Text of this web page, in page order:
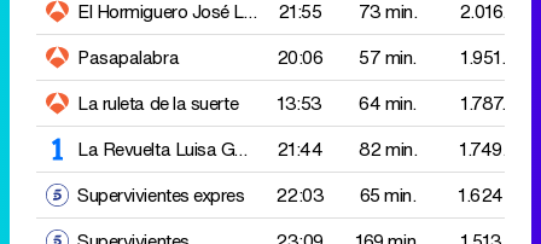
Supervivientes expres
22:03 65 min.
1.624.000
Supervivientes
23:09 169 min.
1.513.000
Telediario 2
21:00 34 min.
1.379.000
Aquí la tierra
20:39 20 min.
1.346.000
Sueños de libertad
15:52 67 min.
1.193.000